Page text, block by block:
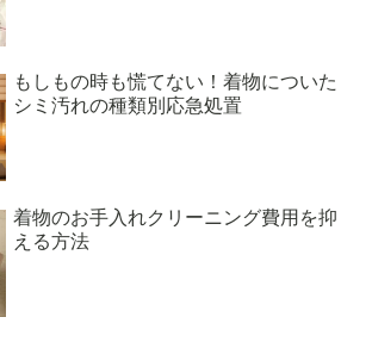
もしもの時も慌てない！着物についた
シミ汚れの種類別応急処置
着物のお手入れクリーニング費用を抑
える方法